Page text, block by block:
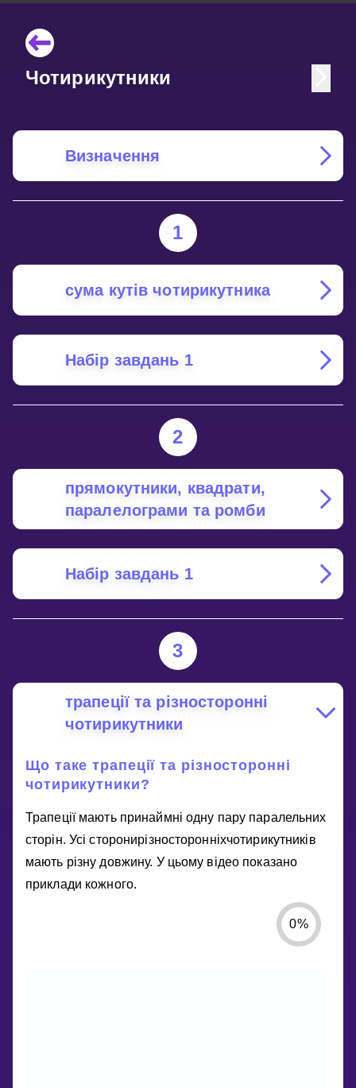
Чотирикутники
Визначення
1
сума кутів чотирикутника
Набір завдань 1
2
прямокутники, квадрати,
паралелограми та ромби
Набір завдань 1
3
трапеції та різносторонні
чотирикутники
Що таке трапеції та різносторонні
чотирикутники?
Трапеції мають принаймні одну пару паралельних
сторін. Усі сторонирізносторонніхчотирикутників
мають різну довжину. У цьому відео показано
приклади кожного.
0%